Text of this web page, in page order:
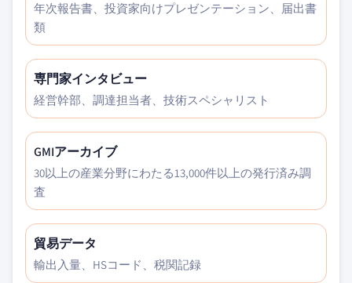
年次報告書、投資家向けプレゼンテーション、届出書
類
専門家インタビュー
経営幹部、調達担当者、技術スペシャリスト
GMIアーカイブ
30以上の産業分野にわたる13,000件以上の発行済み調
査
貿易データ
輸出入量、HSコード、税関記録